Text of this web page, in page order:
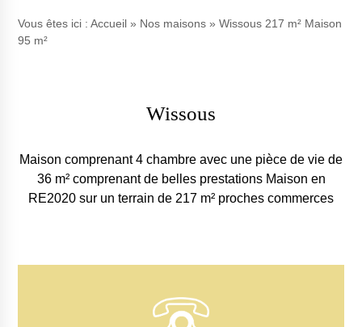
Vous êtes ici :Accueil » Nos maisons »Wissous 217 m² Maison
95 m²
Wissous
Maison comprenant 4 chambre avec une pièce de vie de
36 m² comprenant de belles prestations Maison en
RE2020 sur un terrain de 217 m² proches commerces